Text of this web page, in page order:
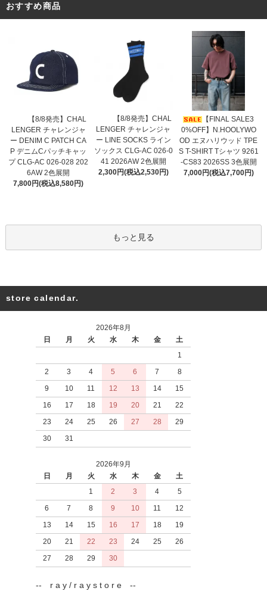
おすすめ商品
【8/8発売】CHAL
LENGER チャレンジャ
ー DENIM C PATCH CA
P デニムCパッチキャッ
プ CLG-AC 026-028 202
6AW 2色展開
7,800円(税込8,580円)
【8/8発売】CHAL
LENGER チャレンジャ
ー LINE SOCKS ライン
ソックス CLG-AC 026-0
41 2026AW 2色展開
2,300円(税込2,530円)
【FINAL SALE3
0%OFF】N.HOOLYWO
OD エヌハリウッド TPE
S T-SHIRT Tシャツ 9261
-CS83 2026SS 3色展開
7,000円(税込7,700円)
もっと見る
store calendar.
2026年8月
日
月 火 水 木 金
土
1
2
3 4 5 6 7
8
9
10 11 12 13 14
15
16
17 18 19 20 21
22
23
24 25 26 27 28
29
30
31
2026年9月
日
月 火 水 木 金
土
1
2 3 4
5
6
7 8 9 10 11
12
13
14 15 16 17 18
19
20
21 22 23 24 25
26
27
28 29 30
-- r a y / r a y s t o r e --